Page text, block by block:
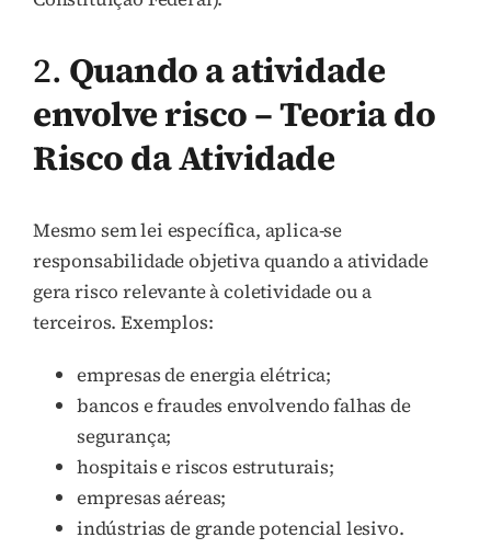
2. Quando a atividade
envolve risco – Teoria do
Risco da Atividade
Mesmo sem lei específica, aplica-se
responsabilidade objetiva quando a atividade
gera risco relevante à coletividade ou a
terceiros. Exemplos:
empresas de energia elétrica;
bancos e fraudes envolvendo falhas de
segurança;
hospitais e riscos estruturais;
empresas aéreas;
indústrias de grande potencial lesivo.